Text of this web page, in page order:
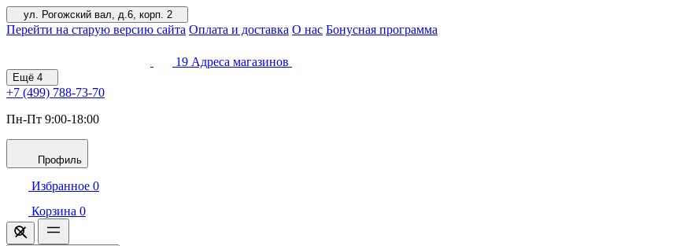
ул. Рогожский вал, д.6, корп. 2
Перейти на старую версию сайта Оплата и доставка О нас Бонусная программа
19 Адреса магазинов
Ещё 4
+7 (499) 788-73-70
Пн-Пт 9:00-18:00
Профиль
Избранное 0
Корзина 0